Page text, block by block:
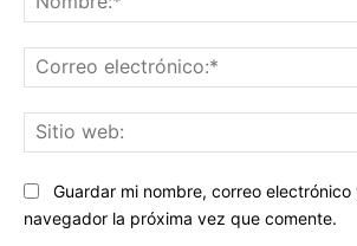
Guardar mi nombre, correo
navegador la próxima vez que comente.